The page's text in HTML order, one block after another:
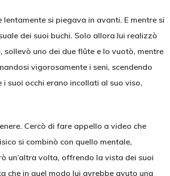
si piegava in avanti. E mentre si
dei suoi buchi. Solo allora lui realizzò
uno dei due flûte e lo vuotò, mentre
vigorosamente i seni, scendendo
suoi occhi erano incollati al suo viso,
Cercò di fare appello a video che
si combinò con quello mentale,
un’altra volta, offrendo la vista dei suoi
che in quel modo lui avrebbe avuto una